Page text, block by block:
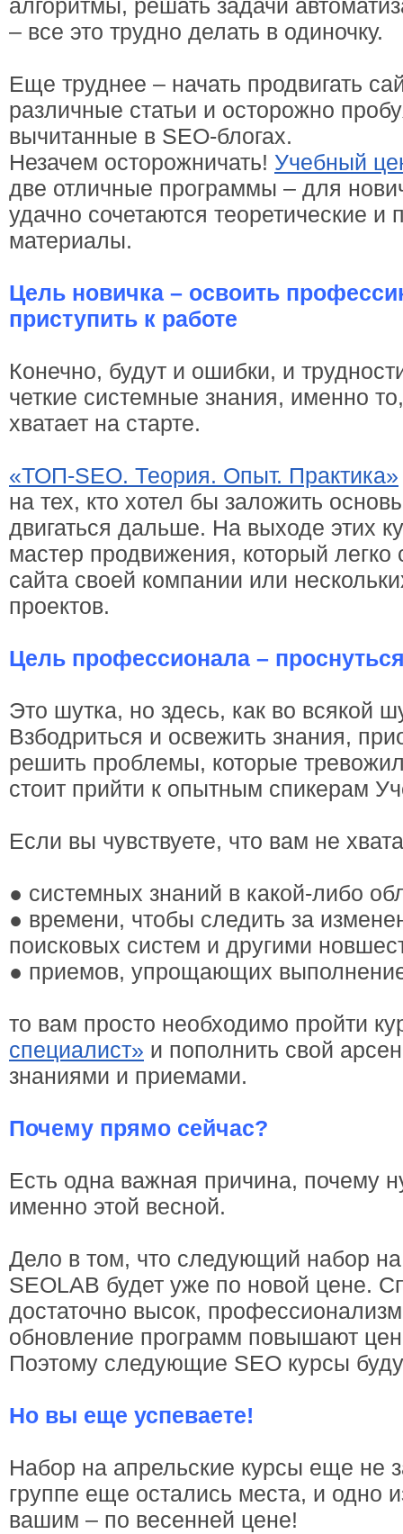
алгоритмы, решать задачи
– все это трудно делать в одиночку.
Еще труднее – начать продвигать
различные статьи и осторожно
вычитанные в SEO-блогах.
Незачем осторожничать! Учебный
две отличные программы – для
удачно сочетаются теоретические и
материалы.
Цель новичка – освоить
приступить к работе
Конечно, будут и ошибки, и
четкие системные знания, именно
хватает на старте.
«ТОП-SEO. Теория. Опыт. Практика»
на тех, кто хотел бы заложить
двигаться дальше. На выходе этих
мастер продвижения, который легко
сайта своей компании или
проектов.
Цель профессионала –
Это шутка, но здесь, как во всякой
Взбодриться и освежить знания,
решить проблемы, которые
стоит прийти к опытным спикерам
Если вы чувствуете, что вам не
● системных знаний в какой-либо
● времени, чтобы следить за
поисковых систем и другими
● приемов, упрощающих
то вам просто необходимо пройти
специалист» и пополнить свой
знаниями и приемами.
Почему прямо сейчас?
Есть одна важная причина, почему
именно этой весной.
Дело в том, что следующий набор
SEOLAB будет уже по новой цене.
достаточно высок,
обновление программ повышают
Поэтому следующие SEO курсы
Но вы еще успеваете!
Набор на апрельские курсы еще не
группе еще остались места, и одно
вашим – по весенней цене!